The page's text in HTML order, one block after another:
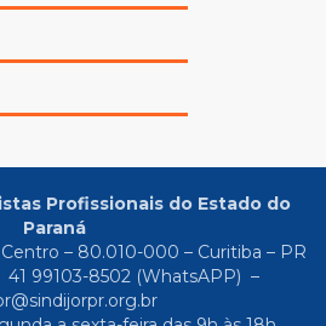
Profissionais do Estado do
Paraná
Centro – 80.010-000 – Curitiba – PR
41 99103-8502(WhatsAPP) –